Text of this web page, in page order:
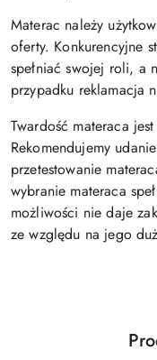
Materac należy
oferty. Konkurencyjne
spełniać swojej roli, a
przypadku reklamacja
Twardość materaca
Rekomendujemy
przetestowanie
wybranie materaca
możliwości nie daje
ze względu na jego
Pomiń karuzelę